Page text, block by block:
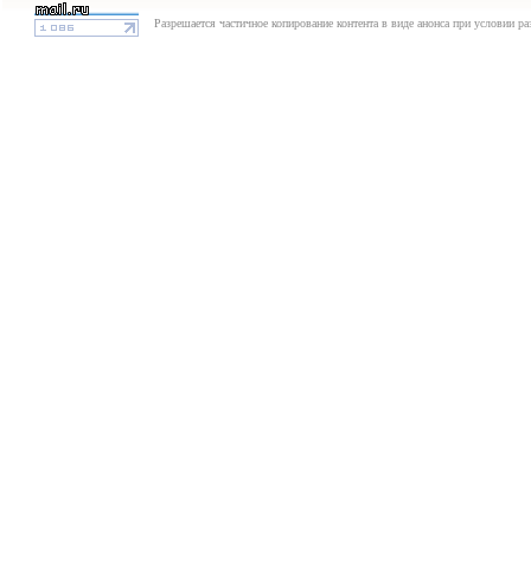
Разрешается частичное копирование контента в виде анонса при условии